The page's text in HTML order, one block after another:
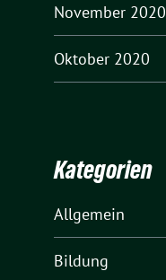
November 2020
Oktober 2020
Kategorien
Allgemein
Bildung